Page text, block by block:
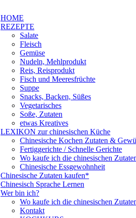
HOME
REZEPTE
Salate
Fleisch
Gemüse
Nudeln, Mehlprodukt
Reis, Reisprodukt
Fisch und Meeresfrüchte
Suppe
Snacks, Backen, Süßes
Vegetarisches
Soße, Zutaten
etwas Kreatives
LEXIKON zur chinesischen Küche
Chinesische Kochen Zutaten &
Fertiggerichte / Schnelle Gerichte
Wo kaufe ich die chinesischen
Chinesische Essgewohnheit
Chinesische Zutaten kaufen*
Chinesisch Sprache Lernen
Wer bin ich?
Wo kaufe ich die chinesischen
Kontakt